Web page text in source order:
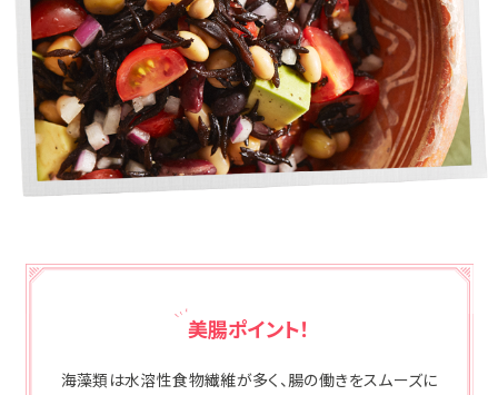
美腸ポイント！
海藻類は水溶性食物繊維が多く、腸の働きをスムーズに